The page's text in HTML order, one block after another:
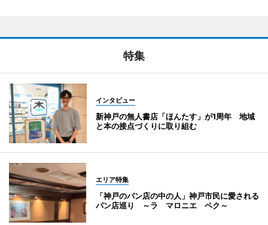
特集
インタビュー
新神戸の無人書店「ほんたす」が1周年 地域
と本の接点づくりに取り組む
エリア特集
「神戸のパン店の中の人」神戸市民に愛される
パン店巡り ～ラ マロニエ ペク～